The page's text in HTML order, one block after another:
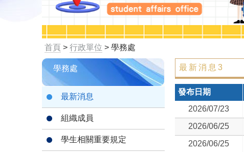
首頁 > 行政單位 > 學務處
學務處
最新消息
組織成員
學生相關重要規定
最新消息3
發布日期
2026/07/23
2026/06/25
2026/06/25